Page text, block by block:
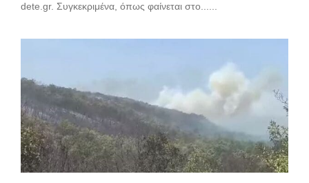
dete.gr. Συγκεκριμένα, όπως φαίνεται στο......